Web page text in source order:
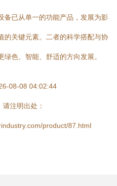
备已从单一的功能产品，发展为影
的关键元素。二者的科学搭配与协
色、智能、舒适的方向发展。
08-08 04:02:44
注明出处：
product/87.html